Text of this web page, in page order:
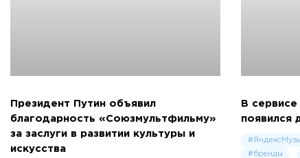
Президент Путин объявил
благодарность «Союзмультфильму»
за заслуги в развитии культуры и
искусства
В
появился
#бренды